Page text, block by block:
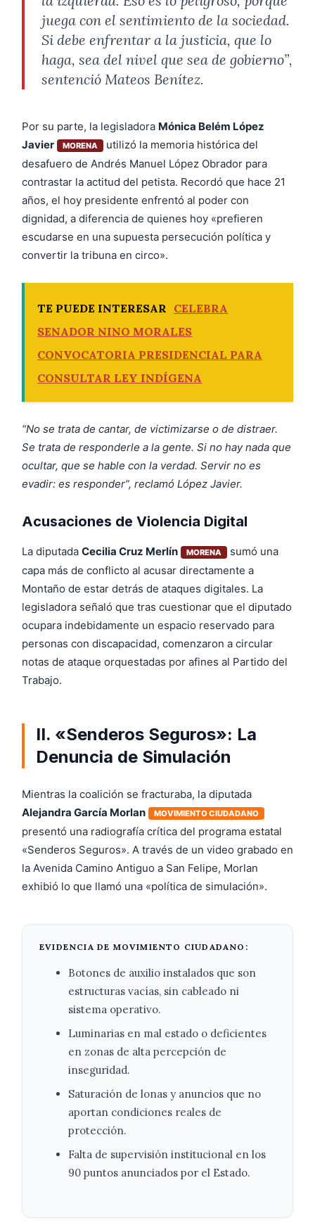
juega con el sentimiento de la sociedad.
Si debe enfrentar a la justicia, que lo
haga, sea del nivel que sea de gobierno”,
sentenció Mateos Benítez.
Por su parte, la legisladora Mónica Belém López
Javier
MORENA
utilizó la memoria histórica del
desafuero de Andrés Manuel López Obrador para
contrastar la actitud del petista. Recordó que hace 21
años, el hoy presidente enfrentó al poder con
dignidad, a diferencia de quienes hoy «prefieren
escudarse en una supuesta persecución política y
convertir la tribuna en circo».
TE PUEDE INTERESAR CELEBRA
SENADOR NINO MORALES
CONVOCATORIA PRESIDENCIAL PARA
CONSULTAR LEY INDÍGENA
“No se trata de cantar, de victimizarse o de distraer.
Se trata de responderle a la gente. Si no hay nada que
ocultar, que se hable con la verdad. Servir no es
evadir: es responder”, reclamó López Javier.
Acusaciones de Violencia Digital
La diputada Cecilia Cruz Merlín MORENA
sumó una
capa más de conflicto al acusar directamente a
Montaño de estar detrás de ataques digitales. La
legisladora señaló que tras cuestionar que el diputado
ocupara indebidamente un espacio reservado para
personas con discapacidad, comenzaron a circular
notas de ataque orquestadas por afines al Partido del
Trabajo.
II. «Senderos Seguros»: La
Denuncia de Simulación
Mientras la coalición se fracturaba, la diputada
Alejandra García Morlan
MOVIMIENTO CIUDADANO
presentó una radiografía crítica del programa estatal
«Senderos Seguros». A través de un video grabado en
la Avenida Camino Antiguo a San Felipe, Morlan
exhibió lo que llamó una «política de simulación».
EVIDENCIA DE MOVIMIENTO CIUDADANO:
Botones de auxilio instalados que son
estructuras vacías, sin cableado ni
sistema operativo.
Luminarias en mal estado o deficientes
en zonas de alta percepción de
inseguridad.
Saturación de lonas y anuncios que no
aportan condiciones reales de
protección.
Falta de supervisión institucional en los
90 puntos anunciados por el Estado.